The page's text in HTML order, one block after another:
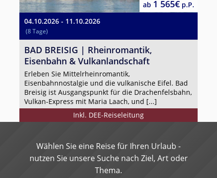
04.10.2026 - 11.10.2026
(8 Tage)
ab 1 565€ p.P.
BAD BREISIG | Rheinromantik,
Eisenbahn & Vulkanlandschaft
Erleben Sie Mittelrheinromantik,
Eisenbahnnostalgie und die vulkanische Eifel. Bad
Breisig ist Ausgangspunkt für die Drachenfelsbahn,
Vulkan-Express mit Maria Laach, und [...]
Inkl. DEE-Reiseleitung
Wählen Sie eine Reise für Ihren Urlaub -
nutzen Sie unsere Suche nach Ziel, Art oder
Thema.